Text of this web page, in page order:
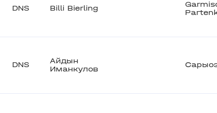
DNS Billi Bierling
DNS
Айдын
Иманкулов